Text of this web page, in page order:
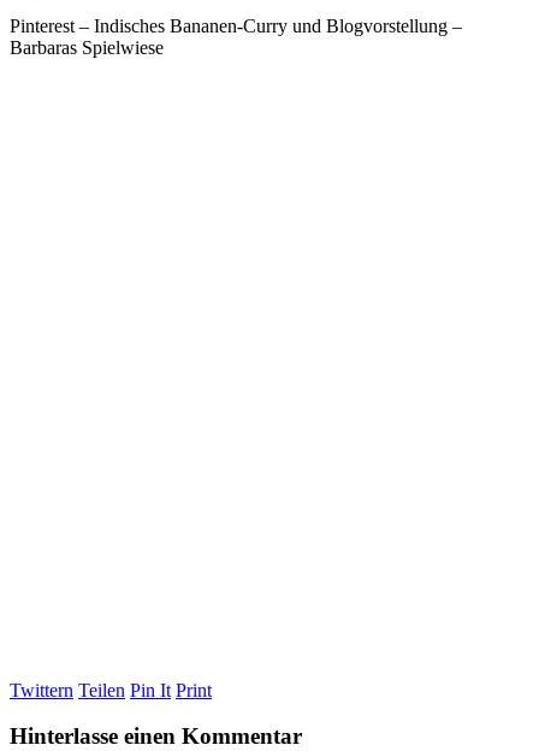
Pinterest – Indisches Bananen-Curry und Blogvorstellung –
Barbaras Spielwiese
Twittern Teilen Pin It Print
Hinterlasse einen Kommentar